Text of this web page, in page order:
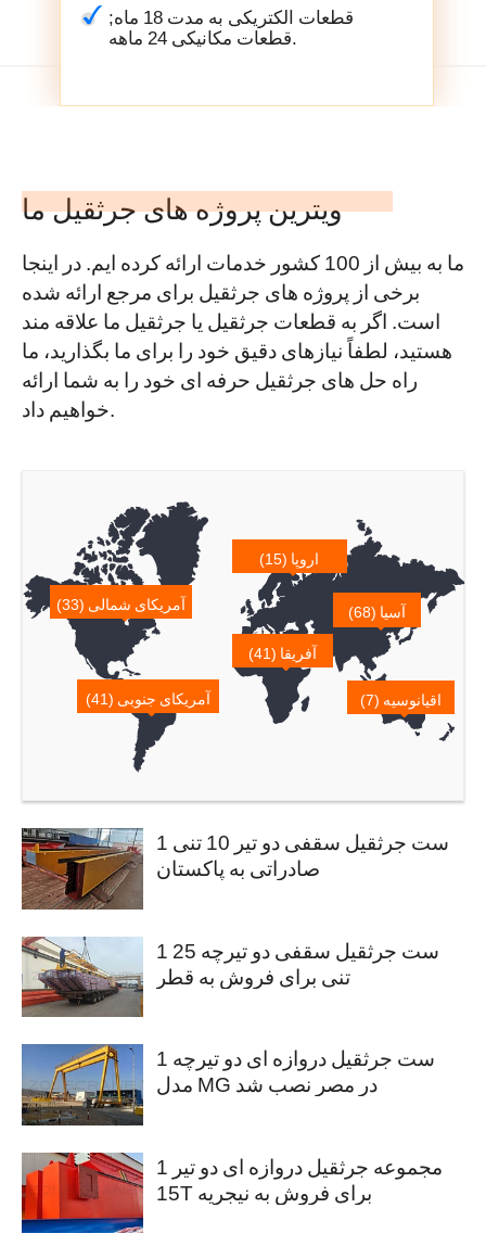
قطعات الکتریکی به مدت 18 ماه;
قطعات مکانیکی 24 ماهه.
ویترین پروژه های جرثقیل ما
ما به بیش از 100 کشور خدمات ارائه کرده ایم. در اینجا
برخی از پروژه های جرثقیل برای مرجع ارائه شده
است. اگر به قطعات جرثقیل یا جرثقیل ما علاقه مند
هستید، لطفاً نیازهای دقیق خود را برای ما بگذارید، ما
راه حل های جرثقیل حرفه ای خود را به شما ارائه
خواهیم داد.
اروپا (15)
آمریکای شمالی (33) آسیا (68)
آفریقا (41)
آمریکای جنوبی (41) اقیانوسیه (7)
1 ست جرثقیل سقفی دو تیر 10 تنی
صادراتی به پاکستان
1 ست جرثقیل سقفی دو تیرچه 25
تنی برای فروش به قطر
1 ست جرثقیل دروازه ای دو تیرچه
مدل MG در مصر نصب شد
1 مجموعه جرثقیل دروازه ای دو تیر
15T برای فروش به نیجریه